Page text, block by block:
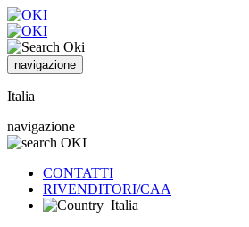
navigazione
Italia
navigazione
CONTATTI
RIVENDITORI/CAA
Italia